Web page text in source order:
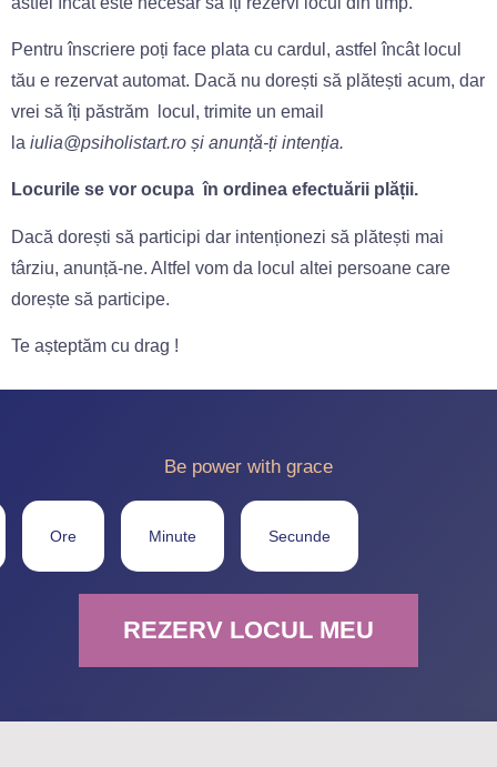
Pentru înscriere poți face plata cu cardul, astfel încât locul
tău e rezervat automat. Dacă nu dorești să plătești acum, dar
vrei să îți păstrăm locul, trimite un email
la iulia@psiholistart.ro și anunță-ți intenția.
Locurile se vor ocupa în ordinea efectuării plății.
Dacă dorești să participi dar intenționezi să plătești mai
târziu, anunță-ne. Altfel vom da locul altei persoane care
dorește să participe.
Te așteptăm cu drag !
Be power with grace
Ore Minute Secunde
REZERV LOCUL MEU